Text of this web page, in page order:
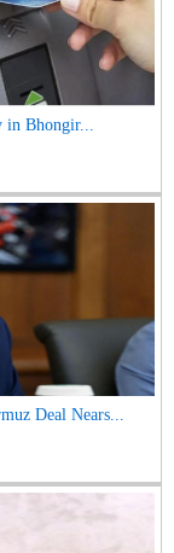
in Bhongir...
Deal Nears...